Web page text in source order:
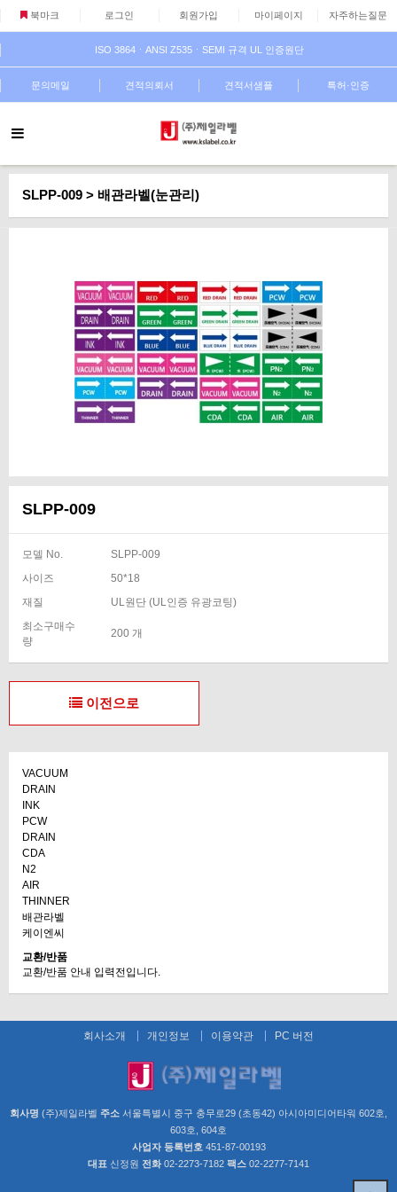
북마크 로그인 회원가입 마이페이지 자주하는질문
ISO 3864ㆍANSI Z535ㆍSEMI 규격 UL 인증원단
문의메일 견적의뢰서 견적서샘플 특허·인증
SLPP-009 > 배관라벨(눈관리)
SLPP-009
모델 No.
SLPP-009
사이즈
50*18
재질
UL원단 (UL인증 유광코팅)
최소구매수
량
200 개
이전으로
VACUUM
DRAIN
INK
PCW
DRAIN
CDA
N2
AIR
THINNER
배관라벨
케이엔씨
교환/반품
교환/반품 안내 입력전입니다.
회사소개 개인정보 이용약관 PC 버전
회사명 (주)제일라벨 주소 서울특별시 중구 충무로29 (초동42) 아시아미디어타워 602호,
603호, 604호
사업자 등록번호 451-87-00193
대표 신정원 전화02-2273-7182 팩스 02-2277-7141